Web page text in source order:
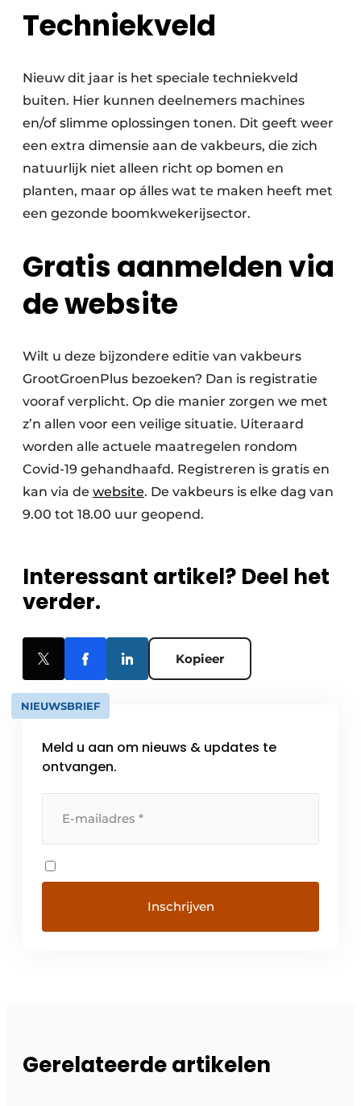
Techniekveld
Nieuw dit jaar is het speciale techniekveld
buiten. Hier kunnen deelnemers machines
en/of slimme oplossingen tonen. Dit geeft weer
een extra dimensie aan de vakbeurs, die zich
natuurlijk niet alleen richt op bomen en
planten, maar op álles wat te maken heeft met
een gezonde boomkwekerijsector.
Gratis aanmelden via
de website
Wilt u deze bijzondere editie van vakbeurs
GrootGroenPlus bezoeken? Dan is registratie
vooraf verplicht. Op die manier zorgen we met
z’n allen voor een veilige situatie. Uiteraard
worden alle actuele maatregelen rondom
Covid-19 gehandhaafd. Registreren is gratis en
kan via de website. De vakbeurs is elke dag van
9.00 tot 18.00 uur geopend.
Interessant artikel? Deel het
verder.
Kopieer
NIEUWSBRIEF
Meld u aan om nieuws & updates te
ontvangen.
Gerelateerde artikelen